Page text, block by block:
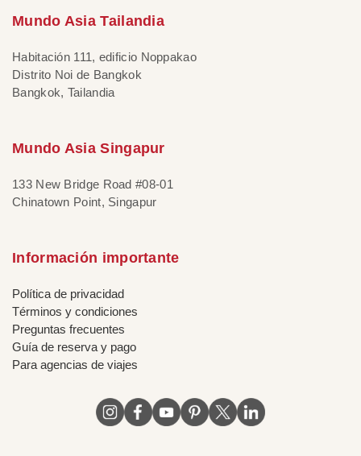
Mundo Asia Tailandia
Habitación 111, edificio Noppakao
Distrito Noi de Bangkok
Bangkok, Tailandia
Mundo Asia Singapur
133 New Bridge Road #08-01
Chinatown Point, Singapur
Información importante
Política de privacidad
Términos y condiciones
Preguntas frecuentes
Guía de reserva y pago
Para agencias de viajes